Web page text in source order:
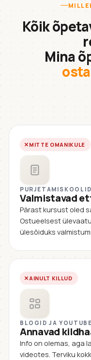
Kõik
Mina
MITTE OMANIKULE
PURJETAMISKOOLID
Valmistavad
Pärast kursust oled
Ostueelsest
ülesõiduks
AINULT KILLUD
BLOGID JA YOUTUBE
Annavad
Info on olemas, aga
videotes. Terviku